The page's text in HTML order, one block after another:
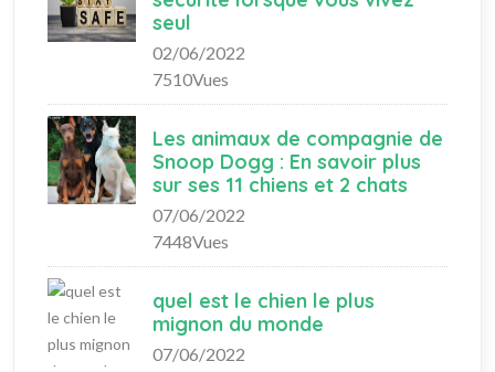
seul
02/06/2022
7510Vues
Les animaux de compagnie de
Snoop Dogg : En savoir plus
sur ses 11 chiens et 2 chats
07/06/2022
7448Vues
quel est le chien le plus
mignon du monde
07/06/2022